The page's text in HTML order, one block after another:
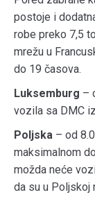
postoje i
robe preko 7,5
mrežu u
do 19 časova.
Luksemburg –
vozila sa DMC
Poljska – od
maksimalnom
možda neće
da su u Poljskoj